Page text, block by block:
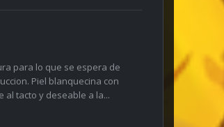
para lo que se espera de
Piel blanquecina con
tacto y deseable a la...